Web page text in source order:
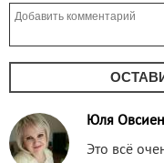
Юля
Это всё